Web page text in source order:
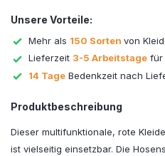
Unsere Vorteile:
Mehr als 150 Sorten von
Lieferzeit 3-5 Arbeitstage für
14 Tage Bedenkzeit nach
Produktbeschreibung
Dieser multifunktionale, rote
ist vielseitig einsetzbar. Die